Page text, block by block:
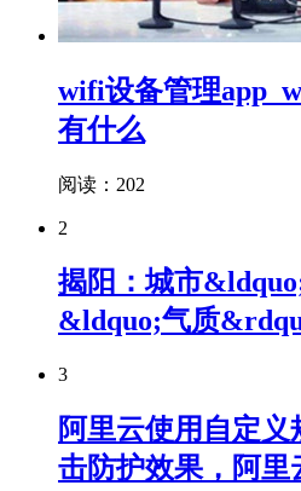
wifi设备管理
有什么
阅读：202
2
揭阳：城市
&ldquo;气质
3
阿里云使用自定
击防护效果，阿里